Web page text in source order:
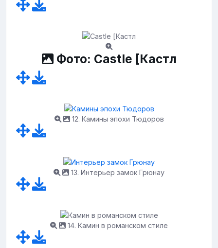
Фото: Castle [Кастл
12. Камины эпохи Тюдоров
13. Интерьер замок Грюнау
14. Камин в романском стиле